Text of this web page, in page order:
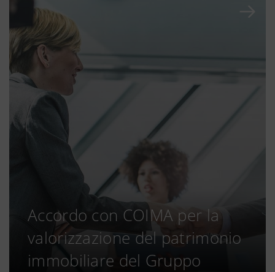
Accordo con COIMA per la
valorizzazione del patrimonio
immobiliare del Gruppo